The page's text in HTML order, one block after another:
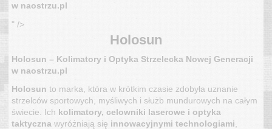
w naostrzu.pl
" />
Holosun
Holosun – Kolimatory i Optyka Strzelecka Nowej Generacji
w naostrzu.pl
Holosun to marka, która w krótkim czasie zdobyła uznanie
strzelców sportowych, myśliwych i służb mundurowych na całym
świecie. Ich kolimatory, celowniki laserowe i optyka
taktyczna wyróżniają się innowacyjnymi technologiami